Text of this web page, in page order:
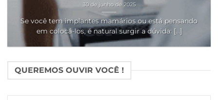
30 de junho de 2025
Se você tem implantes mamários ou está pensando
em colocá-los, é natural surgir a dúvida: [...]
QUEREMOS OUVIR VOCÊ !